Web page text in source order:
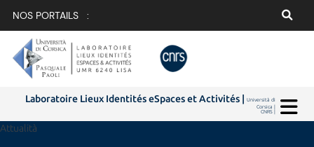
NOS PORTAILS :
Laboratoire Lieux Identités eSpaces et Activités |Università di
Corsica |
CNRS |
Attualità